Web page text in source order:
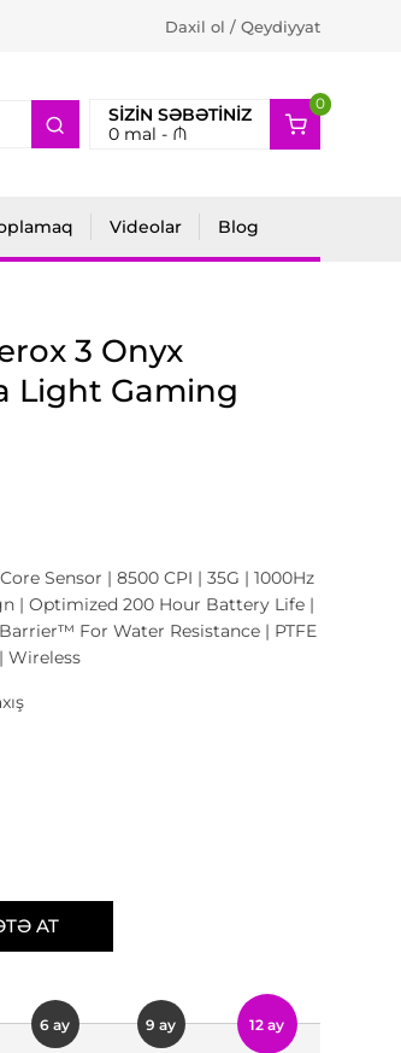
Daxil ol / Qeydiyyat
SIZIN SƏBƏTINIZ
0mal - ₼
0
2
Videolar Blog
3 Onyx
Light Gaming
Sensor | 8500 CPI | 35G | 1000Hz
| Optimized 200 Hour Battery Life |
For Water Resistance | PTFE
Wireless
AT
6 ay 9 ay 12 ay